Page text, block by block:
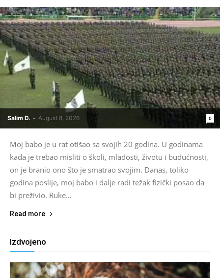
Salim D. - August 8, 2026 0
Moj babo je u rat otišao sa svojih 20 godina. U godinama
kada je trebao misliti o školi, mladosti, životu i budućnosti,
on je branio ono što je smatrao svojim. Danas, toliko
godina poslije, moj babo i dalje radi težak fizički posao da
bi preživio. Ruke...
Read more
Izdvojeno